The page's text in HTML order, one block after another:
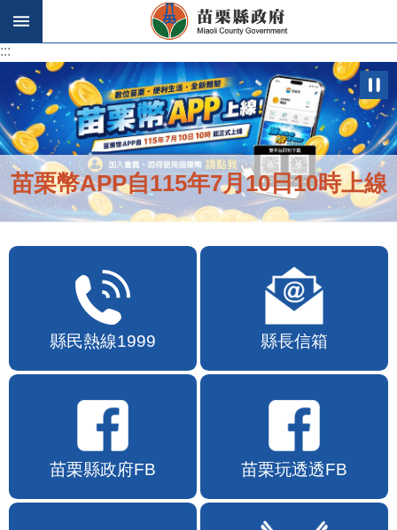
跳到主要內容區塊
:::
苗栗幣APP自115年7月10日10時上線
縣民熱線1999 縣長信箱
苗栗縣政府FB 苗栗玩透透FB